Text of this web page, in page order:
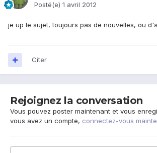
Posté(e) 1 avril 2012
je up le sujet, toujours pas de nouvelles, ou
Citer
Rejoignez la conversation
Vous pouvez poster maintenant et vous
vous avez un compte, connectez-vous